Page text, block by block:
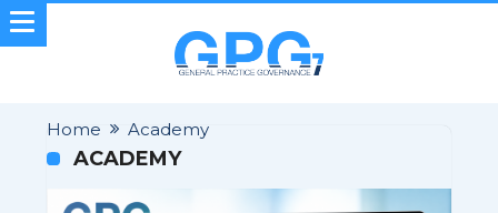
Home Academy
ACADEMY